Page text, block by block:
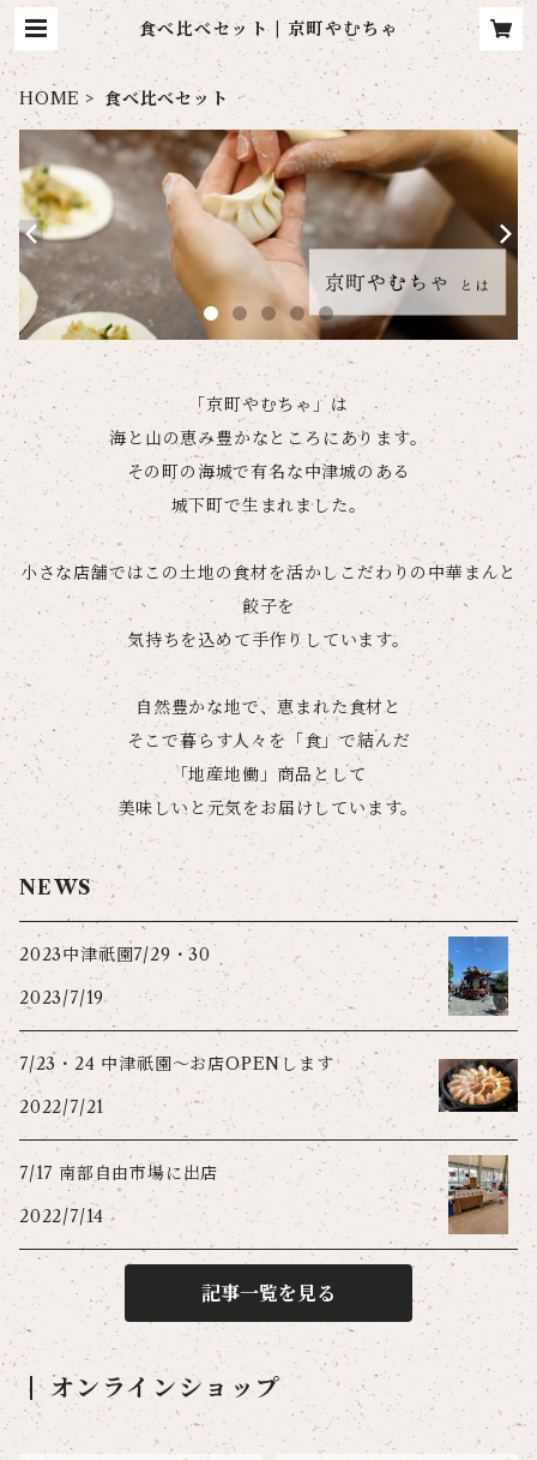
食べ比べセット | 京町やむちゃ
HOME 食べ比べセット
「京町やむちゃ」は
海と山の恵み豊かなところにあります。
その町の海城で有名な中津城のある
城下町で生まれました。
小さな店舗ではこの土地の食材を活かしこだわりの中華まんと
餃子を
気持ちを込めて手作りしています。
自然豊かな地で、恵まれた食材と
そこで暮らす人々を「食」で結んだ
「地産地働」商品として
美味しいと元気をお届けしています。
NEWS
2023中津祇園7/29・30
2023/7/19
7/23・24 中津祇園〜お店OPENします
2022/7/21
7/17 南部自由市場に出店
2022/7/14
記事一覧を見る
オンラインショップ